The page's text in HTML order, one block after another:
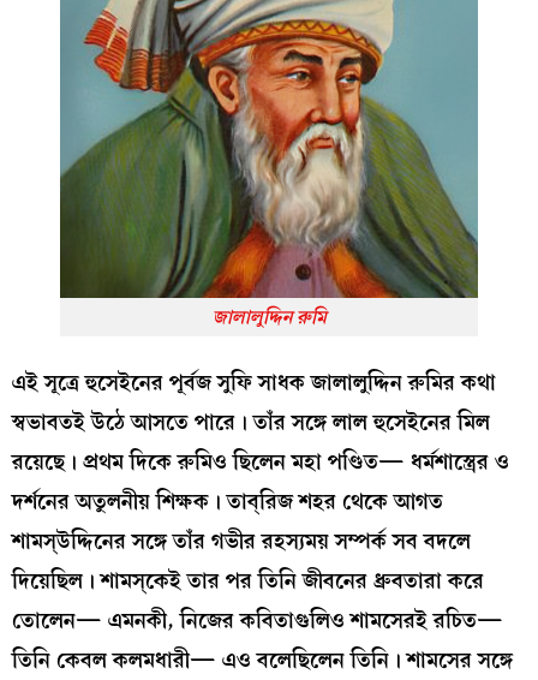
জালালুদ্দিন রুমি
এই সূত্রে হুসেইনের পূর্বজ সুফি সাধক জালালুদ্দিন রুমির কথা
স্বভাবতই উঠে আসতে পারে। তাঁর সঙ্গে লাল হুসেইনের মিল
রয়েছে। প্রথম দিকে রুমিও ছিলেন মহা পণ্ডিত— ধর্মশাস্ত্রের ও
দর্শনের অতুলনীয় শিক্ষক। তাব্‌রিজ শহর থেকে আগত
শামস্‌উদ্দিনের সঙ্গে তাঁর গভীর রহস্যময় সম্পর্ক সব বদলে
দিয়েছিল। শামস্‌কেই তার পর তিনি জীবনের ধ্রুবতারা করে
তোলেন— এমনকী, নিজের কবিতাগুলিও শামসেরই রচিত—
তিনি কেবল কলমধারী— এও বলেছিলেন তিনি। শামসের সঙ্গে